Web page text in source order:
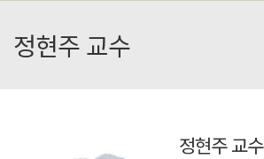
정현주 교수
정현주 교수